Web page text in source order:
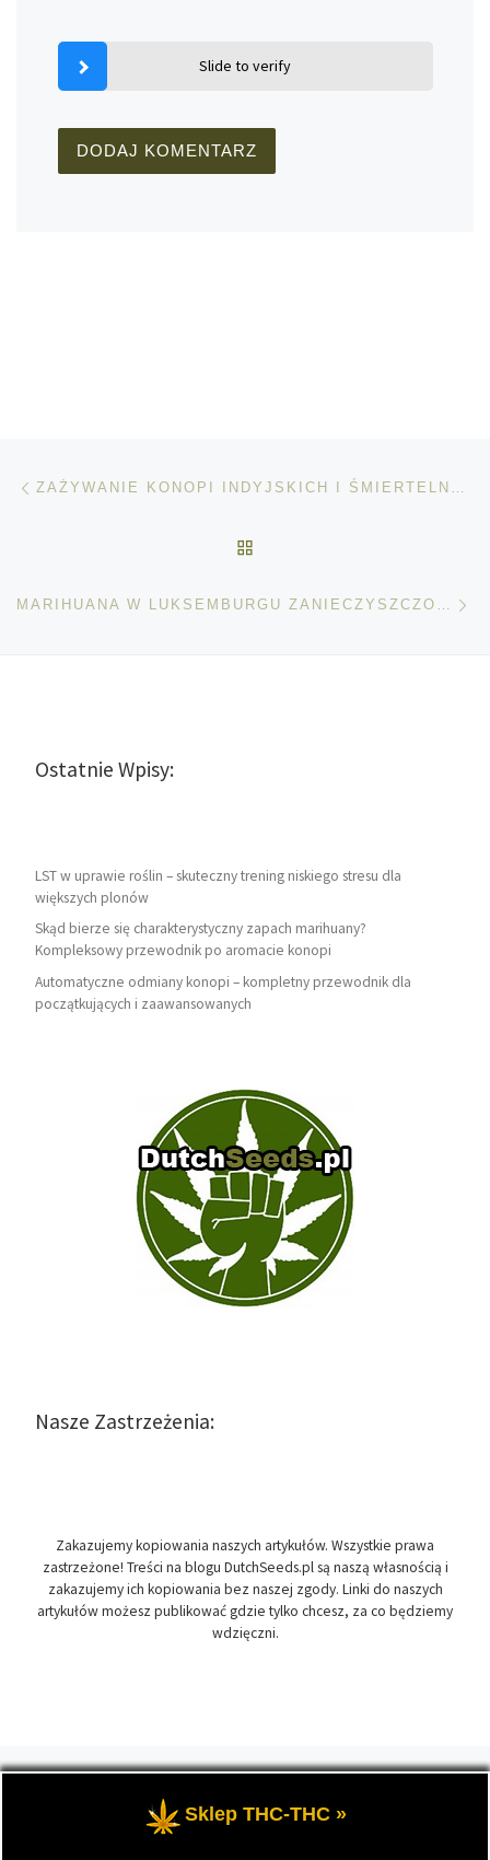
Slide to verify
Nawigacja wpisu ZAŻYWANIE KONOPI INDYJSKICH I ŚMIERTELNOŚĆ W SZPITALACH
MARIHUANA W LUKSEMBURGU ZANIECZYSZCZONA MIKOTOKSYNAMI
Ostatnie Wpisy:
LST w uprawie roślin – skuteczny trening niskiego stresu dla
większych plonów
Skąd bierze się charakterystyczny zapach marihuany?
Kompleksowy przewodnik po aromacie konopi
Automatyczne odmiany konopi – kompletny przewodnik dla
początkujących i zaawansowanych
Nasze Zastrzeżenia:
Zakazujemy kopiowania naszych artykułów. Wszystkie prawa
zastrzeżone! Treści na blogu DutchSeeds.pl są naszą własnością i
zakazujemy ich kopiowania bez naszej zgody. Linki do naszych
artykułów możesz publikować gdzie tylko chcesz, za co będziemy
wdzięczni.
przewodni blogu, wszystko na temat marihuany oraz roślin
konopi indyjskich, zwanych cannabis.
Sklep THC-THC »